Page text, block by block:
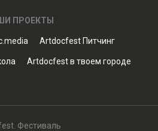
ПРОЕКТЫ
Artdocfest Питчинг
Artdocfest в твоем городе
Фестиваль